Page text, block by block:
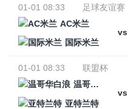
01-01 08:33
足球友谊赛
AC米兰
vs
国际米兰
01-01 08:33
联盟杯
温哥华白浪
vs
亚特兰特